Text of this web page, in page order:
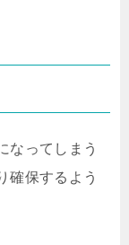
なってしまう
確保するよう